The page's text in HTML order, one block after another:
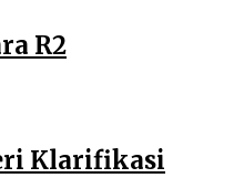
R2
Klarifikasi